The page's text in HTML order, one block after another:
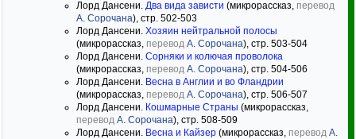
Лорд Дансени. Два вида зависти (микрорассказ, перевод
А. Сорочана), стр. 502-503
Лорд Дансени. Хозяин нейтральной полосы
(микрорассказ, перевод А. Сорочана), стр. 503-504
Лорд Дансени. Сорняки и колючая проволока
(микрорассказ, перевод А. Сорочана), стр. 504-506
Лорд Дансени. Весна в Англии и во Фландрии
(микрорассказ, перевод А. Сорочана), стр. 506-507
Лорд Дансени. Кошмарные Страны (микрорассказ,
перевод А. Сорочана), стр. 508-509
Лорд Дансени. Весна и Кайзер (микрорассказ, перевод А.